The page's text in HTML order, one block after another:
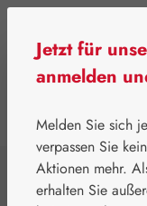
⌂
Jetzt für
anmelden
Melden Sie sich
verpassen Sie
Aktionen mehr.
erhalten Sie